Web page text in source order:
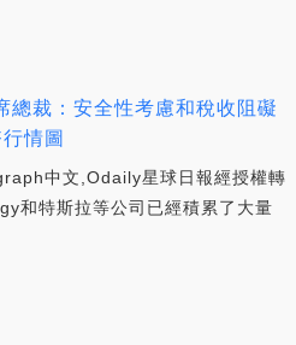
裁：安全性考慮和稅收阻礙
情圖
中文,Odaily星球日報經授權轉
和特斯拉等公司已經積累了大量